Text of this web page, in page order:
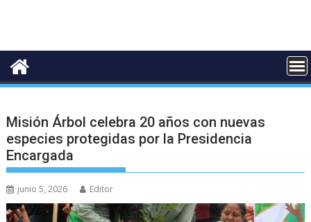
Misión Árbol celebra 20 años con nuevas
especies protegidas por la Presidencia
Encargada
junio 5, 2026 Editor